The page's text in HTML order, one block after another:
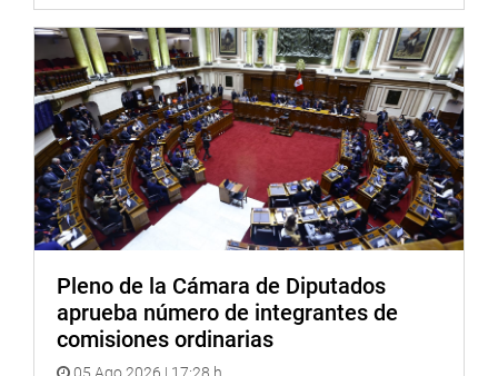
fortalecimiento de COFOPRI, las demarcaciones de
distritos y provincias y otras medidas convenientes para
el desarrollo de las ciudades.
Marita Herrera (FP) señaló que es necesaria la presencia
del ministro de Vivienda para que se explique donde
están los tres mil millones de soles que no se gastó en
diferentes obras de infraestructura que no fueron
concretadas.
planificación urbana para que el crecimiento de las
ciudades sea de forma ordenada. Es decir, que se
determine dónde estarán ubicadas las viviendas, las
fábricas y los centros comerciales. (jon)
Pleno de la Cámara de Diputados
aprueba número de integrantes de
comisiones ordinarias